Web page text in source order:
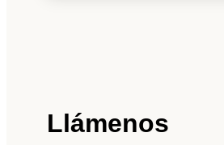
Llámenos